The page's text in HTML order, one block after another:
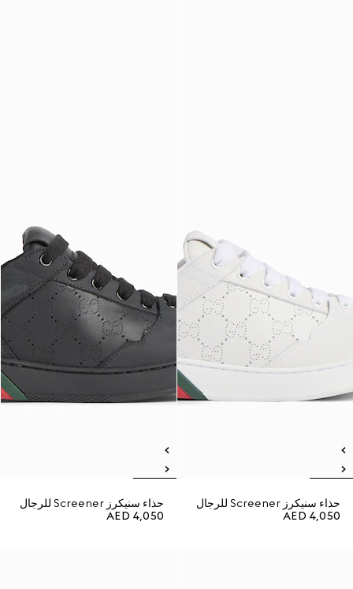
حذاء سنيكرز Screener للرجال
AED 4,050
حذاء سنيكرز Screener للرجال
AED 4,050